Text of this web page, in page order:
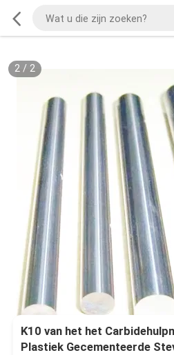
2/ 2
K10 van het het
Plastiek Gecementeerde